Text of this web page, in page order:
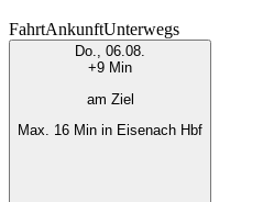
FahrtAnkunftUnterwegs
Do., 06.08.
+9 Min
am Ziel
Max. 16 Min in Eisenach Hbf